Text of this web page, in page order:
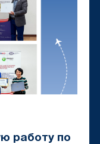
работу по